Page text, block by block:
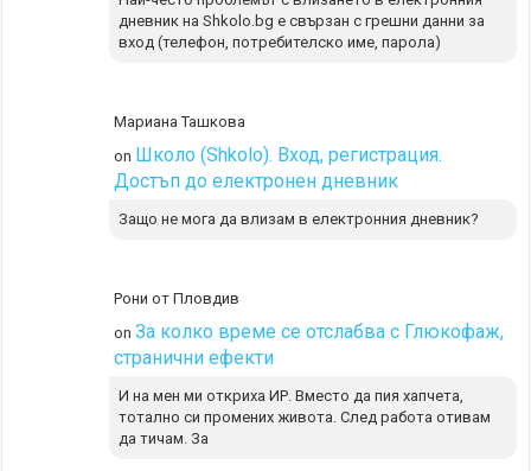
дневник на Shkolo.bg е свързан с грешни данни за
вход (телефон, потребителско име, парола)
Мариана Ташкова
on Школо (Shkolo). Вход, регистрация.
Достъп до електронен дневник
Защо не мога да влизам в електронния дневник?
Рони от Пловдив
onЗа колко време се отслабва с Глюкофаж,
странични ефекти
И на мен ми откриха ИР. Вместо да пия хапчета,
тотално си промених живота. След работа отивам
да тичам. За